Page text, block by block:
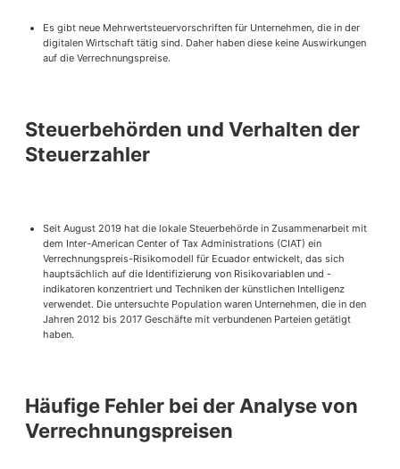
Es gibt neue Mehrwertsteuervorschriften für Unternehmen, die in der
digitalen Wirtschaft tätig sind. Daher haben diese keine Auswirkungen
auf die Verrechnungspreise.
Steuerbehörden und Verhalten der
Steuerzahler
Seit August 2019 hat die lokale Steuerbehörde in Zusammenarbeit mit
dem Inter-American Center of Tax Administrations (CIAT) ein
Verrechnungspreis-Risikomodell für Ecuador entwickelt, das sich
hauptsächlich auf die Identifizierung von Risikovariablen und -
indikatoren konzentriert und Techniken der künstlichen Intelligenz
verwendet. Die untersuchte Population waren Unternehmen, die in den
Jahren 2012 bis 2017 Geschäfte mit verbundenen Parteien getätigt
haben.
Häufige Fehler bei der Analyse von
Verrechnungspreisen